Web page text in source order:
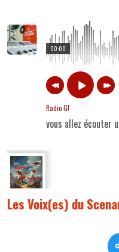
00:00
Radio G!
vous allez écouter
Les Voix(es) du